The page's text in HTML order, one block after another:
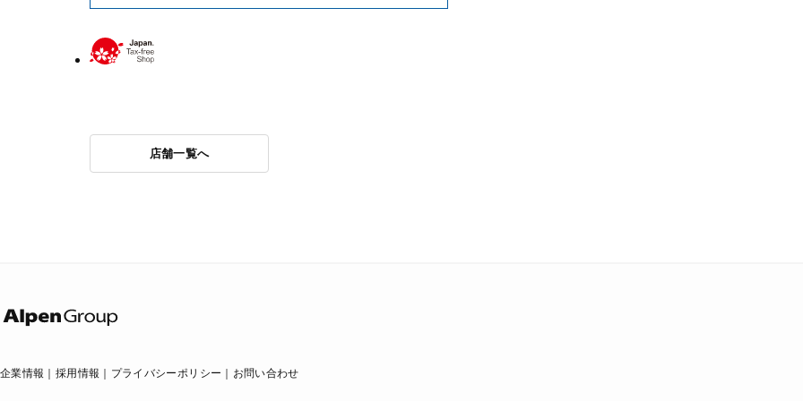
店舗一覧へ
企業情報 採用情報 プライバシーポリシー お問い合わせ